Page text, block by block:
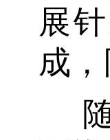
展
成